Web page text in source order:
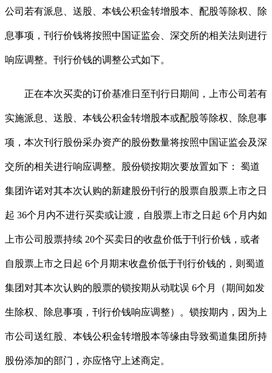
公司若有派息、送股、本钱公积金转增股本、配股等除权、除
息事项，刊行价钱将按照中国证监会、深交所的相关法则进行
响应调整。刊行价钱的调整公式如下。
正在本次买卖的订价基准日至刊行日期间，上市公司若有
实施派息、送股、本钱公积金转增股本或配股等除权、除息事
项，本次刊行股份采办资产的股份数量将按照中国证监会及深
交所的相关进行响应调整。股份锁按期次要放置如下： 蜀道
集团许诺对其本次认购的新建股份刊行的股票自股票上市之日
起 36个月内不进行买卖或让渡，自股票上市之日起 6个月内如
上市公司股票持续 20个买卖日的收盘价低于刊行价钱，或者
自股票上市之日起 6个月期末收盘价低于刊行价钱的，则蜀道
集团对其本次认购的股票的锁按期从动耽误 6个月（期间如发
生除权、除息事项，刊行价钱响应调整）。锁按期内，因为上
市公司送红股、本钱公积金转增股本等缘由导致蜀道集团所持
股份添加的部门，亦应恪守上述商定。